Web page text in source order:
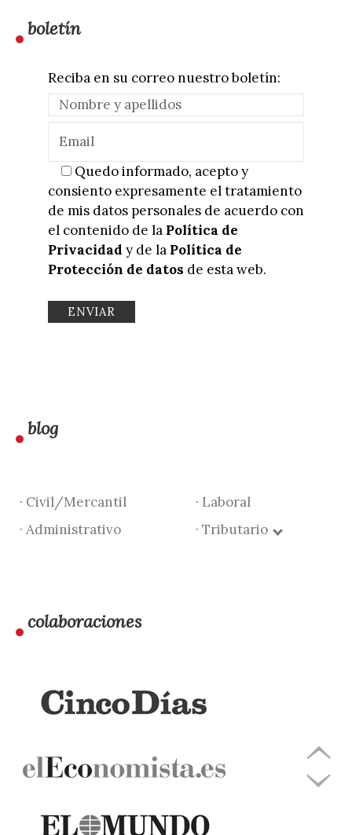
boletín
Reciba en su correo nuestro boletín:
Quedo informado, acepto y
consiento expresamente el tratamiento
de mis datos personales de acuerdo con
el contenido de la Política de
Privacidad y de la Política de
Protección de datos de esta web.
blog
· Civil/Mercantil
· Laboral
· Administrativo
· Tributario
colaboraciones